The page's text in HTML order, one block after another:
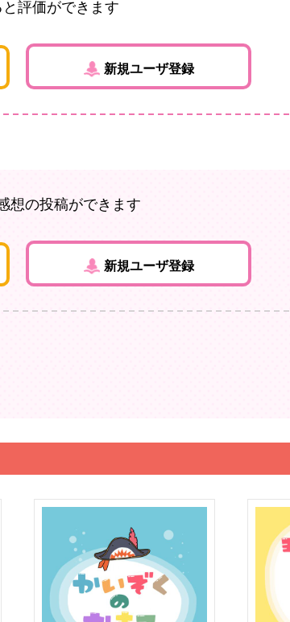
と評価ができます
新規ユーザ登録
想の投稿ができます
新規ユーザ登録